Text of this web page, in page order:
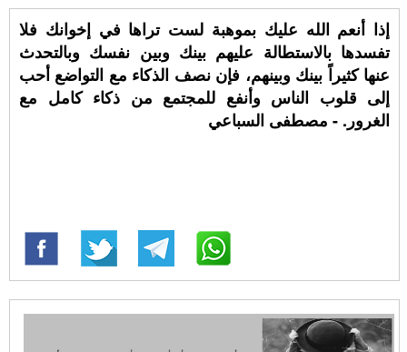
إذا أنعم الله عليك بموهبة لست تراها في إخوانك فلا
تفسدها بالاستطالة عليهم بينك وبين نفسك وبالتحدث
عنها كثيراً بينك وبينهم، فإن نصف الذكاء مع التواضع أحب
إلى قلوب الناس وأنفع للمجتمع من ذكاء كامل مع
الغرور. - مصطفى السباعي